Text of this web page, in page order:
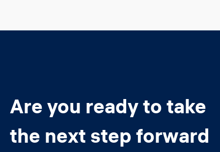
Are you ready to take
the next step forward